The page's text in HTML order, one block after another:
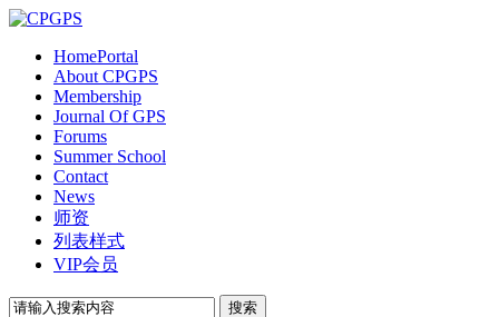
HomePortal
About CPGPS
Membership
Journal Of GPS
Forums
Summer School
Contact
News
师资
列表样式
VIP会员
搜索